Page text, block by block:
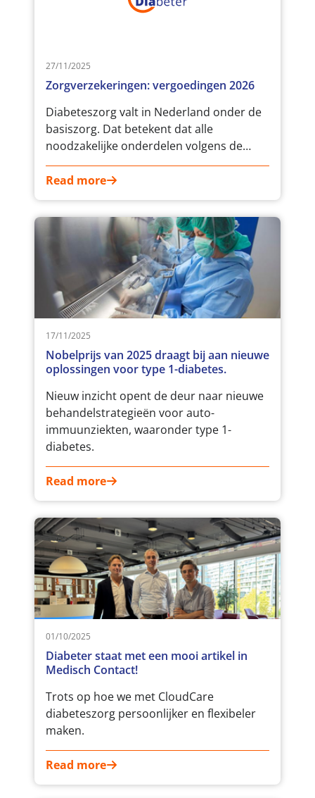
27/11/2025
Zorgverzekeringen: vergoedingen 2026
Diabeteszorg valt in Nederland onder de
basiszorg. Dat betekent dat alle
noodzakelijke onderdelen volgens de
Nederlandse zorgrichtlijnen worden
vergoed.
Read more
17/11/2025
Nobelprijs van 2025 draagt bij aan nieuwe
oplossingen voor type 1-diabetes.
Nieuw inzicht opent de deur naar nieuwe
behandelstrategieën voor auto-
immuunziekten, waaronder type 1-
diabetes.
Read more
01/10/2025
Diabeter staat met een mooi artikel in
Medisch Contact!
Trots op hoe we met CloudCare
diabeteszorg persoonlijker en flexibeler
maken.
Read more